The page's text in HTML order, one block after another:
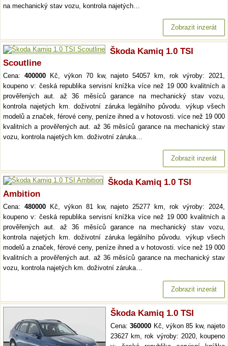
na mechanický stav vozu, kontrola najetých…
Zobrazit inzerát
Škoda Kamiq 1.0 TSI
Scoutline
Cena: 400000Kč, výkon 70 kw, najeto 54057 km, rok výroby: 2021,
koupeno v: česká republika servisní knížka více než 19 000 kvalitních a
prověřených aut. až 36 měsíců garance na mechanický stav vozu,
kontrola najetých km. doživotní záruka legálního původu. výkup všech
modelů a značek, férové ceny, peníze ihned a v hotovosti. více než 19 000
kvalitních a prověřených aut. až 36 měsíců garance na mechanický stav
vozu, kontrola najetých km. doživotní záruka…
Zobrazit inzerát
Škoda Kamiq 1.0 TSI
Ambition
Cena: 480000Kč, výkon 81 kw, najeto 25277 km, rok výroby: 2024,
koupeno v: česká republika servisní knížka více než 19 000 kvalitních a
prověřených aut. až 36 měsíců garance na mechanický stav vozu,
kontrola najetých km. doživotní záruka legálního původu. výkup všech
modelů a značek, férové ceny, peníze ihned a v hotovosti. více než 19 000
kvalitních a prověřených aut. až 36 měsíců garance na mechanický stav
vozu, kontrola najetých km. doživotní záruka…
Zobrazit inzerát
Škoda Kamiq 1.0 TSI
Cena:360000 Kč, výkon 85 kw, najeto
23627 km, rok výroby: 2020, koupeno